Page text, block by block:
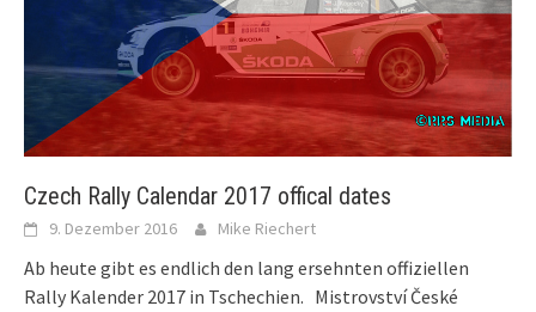
Czech Rally Calendar 2017 offical dates
9. Dezember 2016 Mike Riechert
Ab heute gibt es endlich den lang ersehnten offiziellen
Rally Kalender 2017 in Tschechien. Mistrovství České